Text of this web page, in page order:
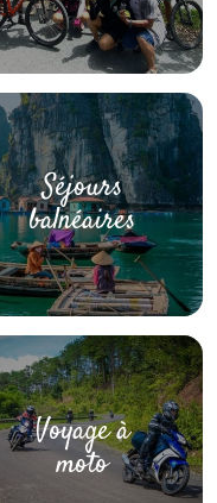
Séjours
balnéaires
Voyage à
moto